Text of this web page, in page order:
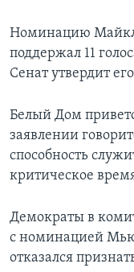
Learning English
Номинацию
поддержал 11
Сенат утвердит
Белый Дом
заявлении
способность
критическое
Демократы в
с номинацией
отказался